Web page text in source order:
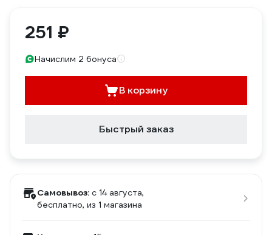
251 ₽
Начислим 2 бонуса
В корзину
Быстрый заказ
Самовывоз: c 14 августа,
бесплатно, из 1 магазина